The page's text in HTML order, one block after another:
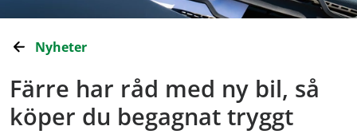
Nyheter
Färre har råd med ny bil, så
köper du begagnat tryggt